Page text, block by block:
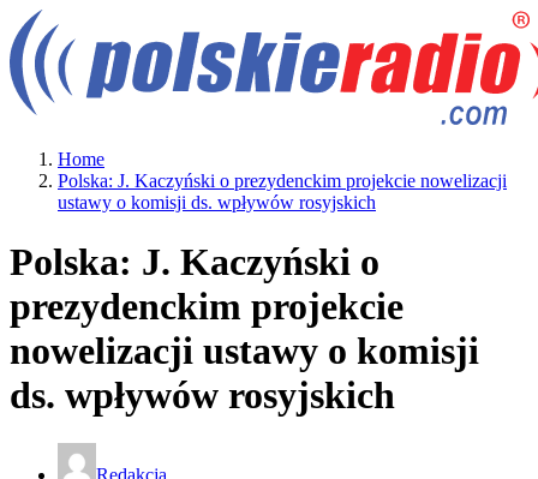
Home
Polska: J. Kaczyński o prezydenckim projekcie nowelizacji
ustawy o komisji ds. wpływów rosyjskich
Polska: J. Kaczyński o
prezydenckim projekcie
nowelizacji ustawy o komisji
ds. wpływów rosyjskich
Redakcja